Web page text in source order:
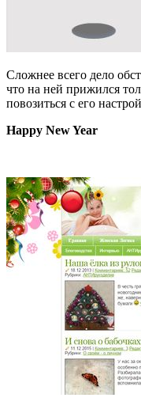
Сложнее всего дело
что на ней прижился
повозиться с его
Happy New Year